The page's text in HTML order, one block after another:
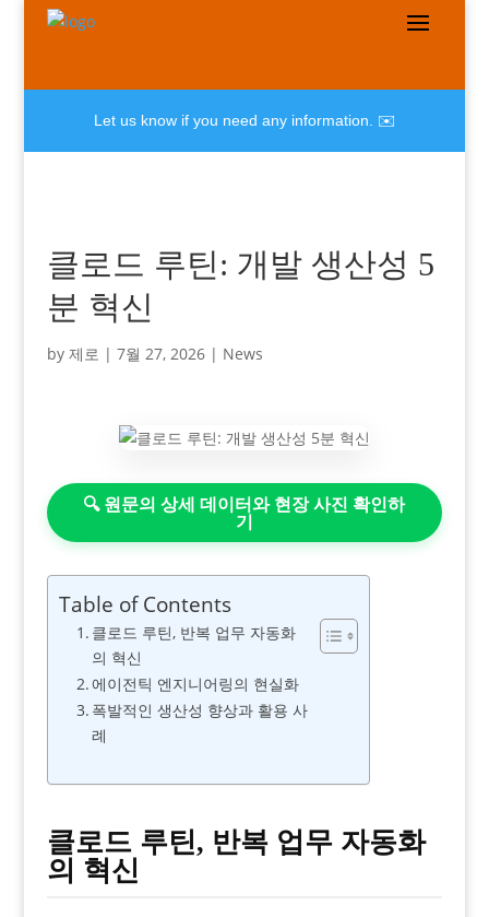
Let us know if you need any information. ✉️
클로드 루틴: 개발 생산성 5
분 혁신
by 제로 | 7월 27, 2026| News
🔍 원문의 상세 데이터와 현장 사진 확인하
기
Table of Contents
클로드 루틴, 반복 업무 자동화
의 혁신
에이전틱 엔지니어링의 현실화
폭발적인 생산성 향상과 활용 사
례
클로드 루틴, 반복 업무 자동화
의 혁신